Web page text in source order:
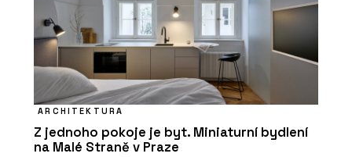
ARCHITEKTURA
Z jednoho pokoje je byt. Miniaturní bydlení
na Malé Straně v Praze